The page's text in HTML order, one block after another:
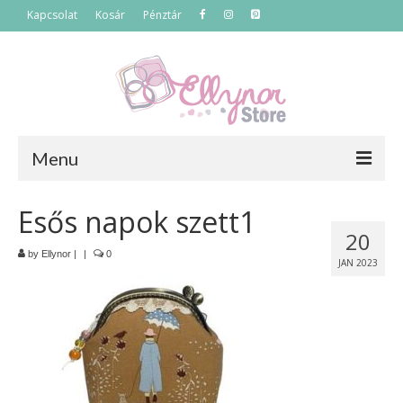
Kapcsolat Kosár Pénztár
Menu
Főoldal
Akciós termékek
Táskák
Neszeszerek
20
JAN 2023
Esős napok szett1
by Ellynor | | 0